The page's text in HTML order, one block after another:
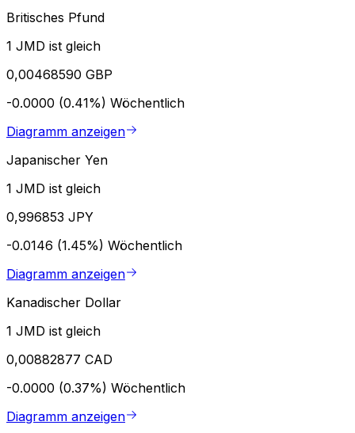
Britisches Pfund
1 JMD ist gleich
0,00468590 GBP
-0.0000 (0.41%) Wöchentlich
Diagramm anzeigen
Japanischer Yen
1 JMD ist gleich
0,996853 JPY
-0.0146 (1.45%) Wöchentlich
Diagramm anzeigen
Kanadischer Dollar
1 JMD ist gleich
0,00882877 CAD
-0.0000 (0.37%) Wöchentlich
Diagramm anzeigen